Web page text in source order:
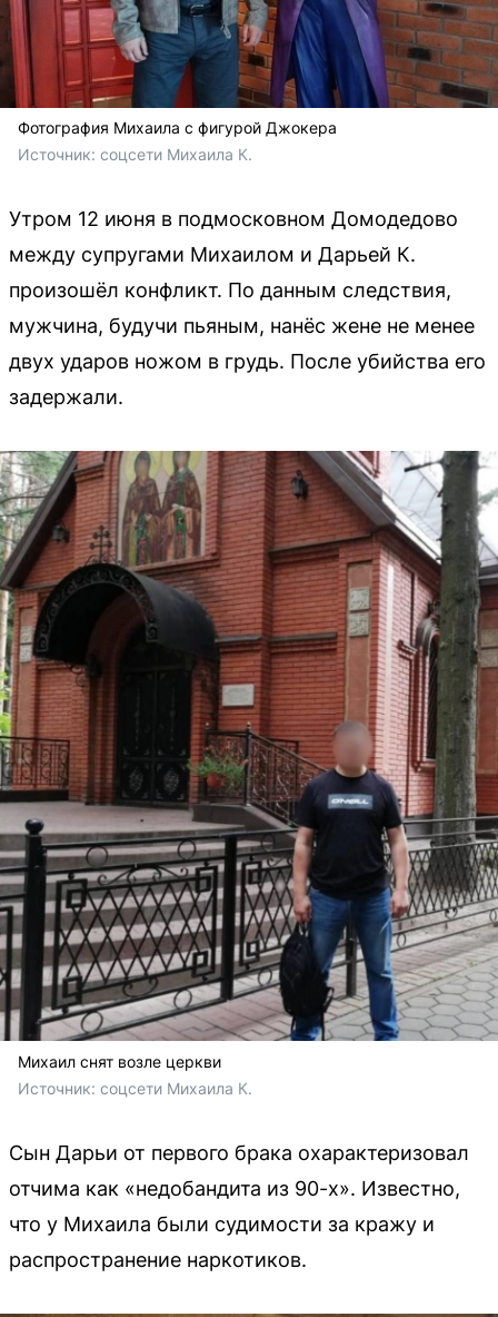
Фотография Михаила с фигурой Джокера
Источник: соцсети Михаила К.
Утром 12 июня в подмосковном Домодедово
между супругами Михаилом и Дарьей К.
произошёл конфликт. По данным следствия,
мужчина, будучи пьяным, нанёс жене не менее
двух ударов ножом в грудь. После убийства его
задержали.
Михаил снят возле церкви
Источник: соцсети Михаила К.
Сын Дарьи от первого брака охарактеризовал
отчима как «недобандита из 90-х». Известно,
что у Михаила были судимости за кражу и
распространение наркотиков.